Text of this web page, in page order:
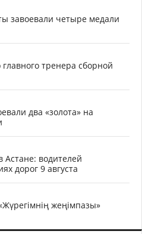
завоевали четыре медали
тренера сборной
два «золота» на
Астане: водителей
дорог 9 августа
жеңімпазы»